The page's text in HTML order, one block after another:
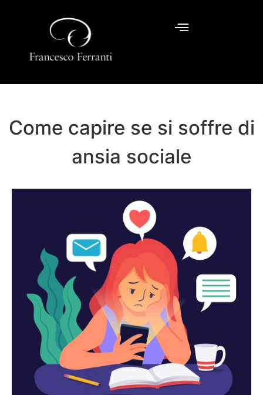
Come capire se si soffre di
ansia sociale